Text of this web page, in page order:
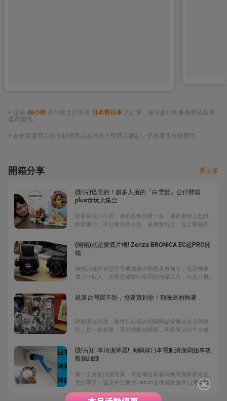
※ 超過 48小時 外付款之訂單及 日本寄日本 之訂單，無法參加免服務費及國際
運費優惠。
※ 合作賣家商品有含材積商品或符合大型商品限制，仍會產生材積費用。
開箱分享 看更多
(影片)怪美的！超多人搶的「白雪髭」公仔開箱
plus食玩大集合
別看食玩小小的，當你收集的量一多，真的會給人無限
的想像力。平台會員黃小姐，是個食玩控，這次開箱的
髭」，她費了不少心思，因為太多人搶了，最後以4000
元得標。一起來看她的可愛開箱。
(開箱)就是愛底片機! Zenza BRONICA EC超PRO開
箱
雖然說現在智慧型手機拍攝功能愈來愈強大，也因輕便
成了一般人，甚至是攝影師常用的拍攝工具，但底片機
底片的懷舊感。樂淘會員阿哲這次要開箱的是Bronica
EC搭配超少見的Zenza鏡頭，究竟它的特別之處在哪，
P six與Mamiya Press Super23，既精彩又專業。
就算台灣買不到，也要買到你！動漫迷的執著
對動漫迷來說，看得到心儀的相關商品卻無法在台灣買
到，是一種折磨，還好網購無國界，來看看這位平台會
(影片)日本清潔神器! 海鷗牌日本電動清潔刷組專攻
難搞細縫
有一支好的清潔用具，可是每位婆婆媽媽清潔家務最在
意的事了。這次平台會員Jason要開箱的是來自海鷗牌
的日本電動清潔刷組，全長112公分，剛好的長度可以拿
來刷較高難清潔之處，施力也不致於過度困難。共附